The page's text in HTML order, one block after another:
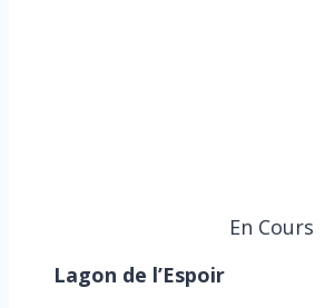
En Cours
Lagon de l’Espoir